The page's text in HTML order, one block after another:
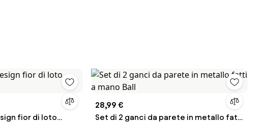
fior di loto
28,99 €
Set di 2 ganci da parete in metallo fatti